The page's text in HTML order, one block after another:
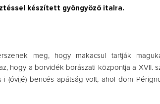
készített gyöngyöző italra.
meg, hogy makacsul tartják
hogy a borvidék borászati központja a XVII.
i (óvijé) bencés apátság volt, ahol dom